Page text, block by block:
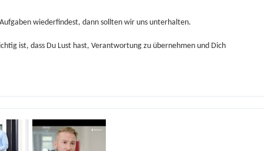
wiederfindest, dann sollten wir uns unterhalten.
ist, dass Du Lust hast, Verantwortung zu übernehmen und Dich